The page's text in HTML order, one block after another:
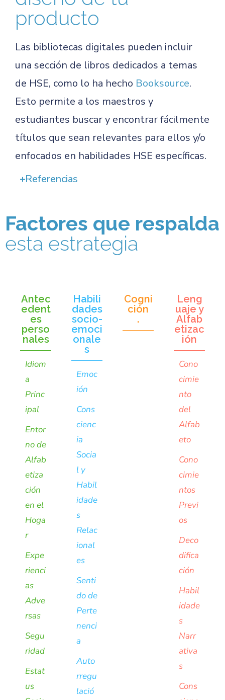
producto
Las bibliotecas digitales pueden incluir
una sección de libros dedicados a temas
de HSE, como lo ha hecho Booksource.
Esto permite a los maestros y
estudiantes buscar y encontrar fácilmente
títulos que sean relevantes para ellos y/o
enfocados en habilidades HSE específicas.
Referencias
Factores que respalda
esta estrategia
Antec
edent
es
perso
nales
Idiom
a
Princ
ipal
Entor
no de
Alfab
etiza
ción
en el
Hoga
r
Expe
rienci
as
Adve
rsas
Segu
ridad
Estat
us
Habili
dades
socio-
emoci
onale
s
Emoc
ión
Cons
cienc
ia
Socia
l y
Habil
idade
s
Relac
ional
es
Senti
do de
Perte
nenci
a
Auto
rregu
lació
Cogni
ción
.
Leng
uaje y
Alfab
etizac
ión
Cono
cimie
nto
del
Alfab
eto
Cono
cimie
ntos
Previ
os
Deco
difica
ción
Habil
idade
s
Narr
ativa
s
Cons